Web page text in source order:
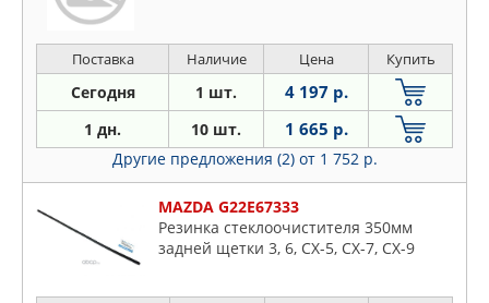
Поставка Наличие Цена Купить
Сегодня 1 шт. 4 197 р.
1 дн. 10 шт. 1 665 р.
Другие предложения (2) от 1 752 р.
MAZDA G22E67333
Резинка стеклоочистителя 350мм
задней щетки 3, 6, CX-5, CX-7, CX-9